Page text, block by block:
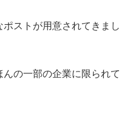
ストが用意されてきまし
の一部の企業に限られて